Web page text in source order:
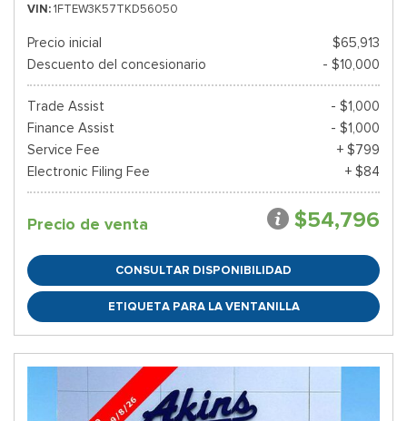
VIN 1FTEW3K57TKD56050
Precio inicial
$65,913
Descuento del concesionario
- $10,000
Trade Assist
- $1,000
Finance Assist
- $1,000
Service Fee
+ $799
Electronic Filing Fee
+ $84
Precio de venta $54,796
CONSULTAR DISPONIBILIDAD
ETIQUETA PARA LA VENTANILLA